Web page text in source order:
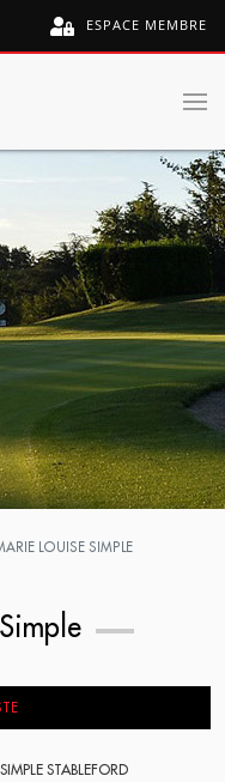
ESPACE MEMBRE
LOUISE SIMPLE
SIMPLE STABLEFORD